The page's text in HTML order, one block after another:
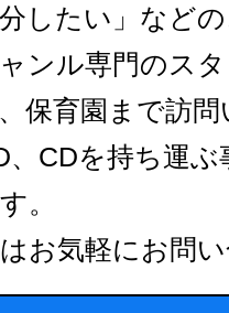
したい」など
ンル専門のス
保育園まで訪
、CDを持ち運
。
お気軽にお問